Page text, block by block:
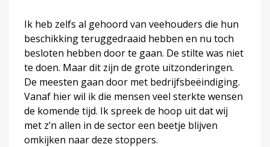
Ik heb zelfs al gehoord van veehouders die hun
beschikking teruggedraaid hebben en nu toch
besloten hebben door te gaan. De stilte was niet
te doen. Maar dit zijn de grote uitzonderingen.
De meesten gaan door met bedrijfsbeëindiging.
Vanaf hier wil ik die mensen veel sterkte wensen
de komende tijd. Ik spreek de hoop uit dat wij
met z’n allen in de sector een beetje blijven
omkijken naar deze stoppers.